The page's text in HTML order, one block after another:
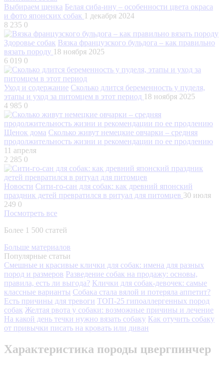
Выбираем щенка Белая сиба-ину – особенности цвета окраса
и фото японских собак 1 декабря 2024
8 235 0
Здоровье собак Вязка французского бульдога – как правильно
вязать породу 18 ноября 2025
6 019 0
Уход и содержание Сколько длится беременность у пуделя,
этапы и уход за питомцем в этот период 18 ноября 2025
4 985 0
Щенок дома Сколько живут немецкие овчарки – средняя
продолжительность жизни и рекомендации по ее продлению
11 апреля
2 285 0
Новости Сити-го-сан для собак: как древний японский
праздник детей превратился в ритуал для питомцев 30 июля
249 0
Посмотреть все
Более 1 500 статей
Больше материалов
Популярные статьи
Смешные и красивые клички для собак: имена для разных
пород и размеров Разведение собак на продажу: основы,
правила, есть ли выгода? Клички для собак-девочек: самые
классные варианты Собака стала вялой и потеряла аппетит?
Есть причины для тревоги ТОП-25 гипоаллергенных пород
собак Желтая рвота у собаки: возможные причины и лечение
На какой день течки нужно вязать собаку Как отучить собаку
от привычки писать на кровать или диван
Характеристика породы цвергпинчер